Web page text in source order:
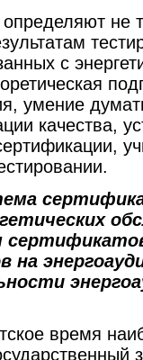
определяют не
с
умение
качества,
на
время